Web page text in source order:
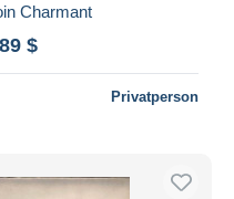
Charmant
$
Privatperson